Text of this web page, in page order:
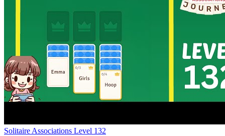
Level 132